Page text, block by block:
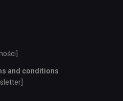
and conditions